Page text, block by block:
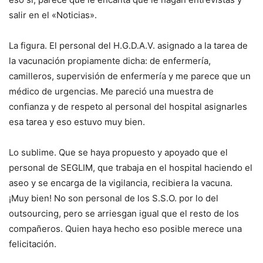
salir en el «Noticias».
La figura. El personal del H.G.D.A.V. asignado a la tarea de
la vacunación propiamente dicha: de enfermería,
camilleros, supervisión de enfermería y me parece que un
médico de urgencias. Me pareció una muestra de
confianza y de respeto al personal del hospital asignarles
esa tarea y eso estuvo muy bien.
Lo sublime. Que se haya propuesto y apoyado que el
personal de SEGLIM, que trabaja en el hospital haciendo el
aseo y se encarga de la vigilancia, recibiera la vacuna.
¡Muy bien! No son personal de los S.S.O. por lo del
outsourcing, pero se arriesgan igual que el resto de los
compañeros. Quien haya hecho eso posible merece una
felicitación.